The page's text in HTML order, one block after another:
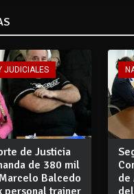
JUDICIALES
de Justicia
de 380 mil
Balcedo
personal trainer
de